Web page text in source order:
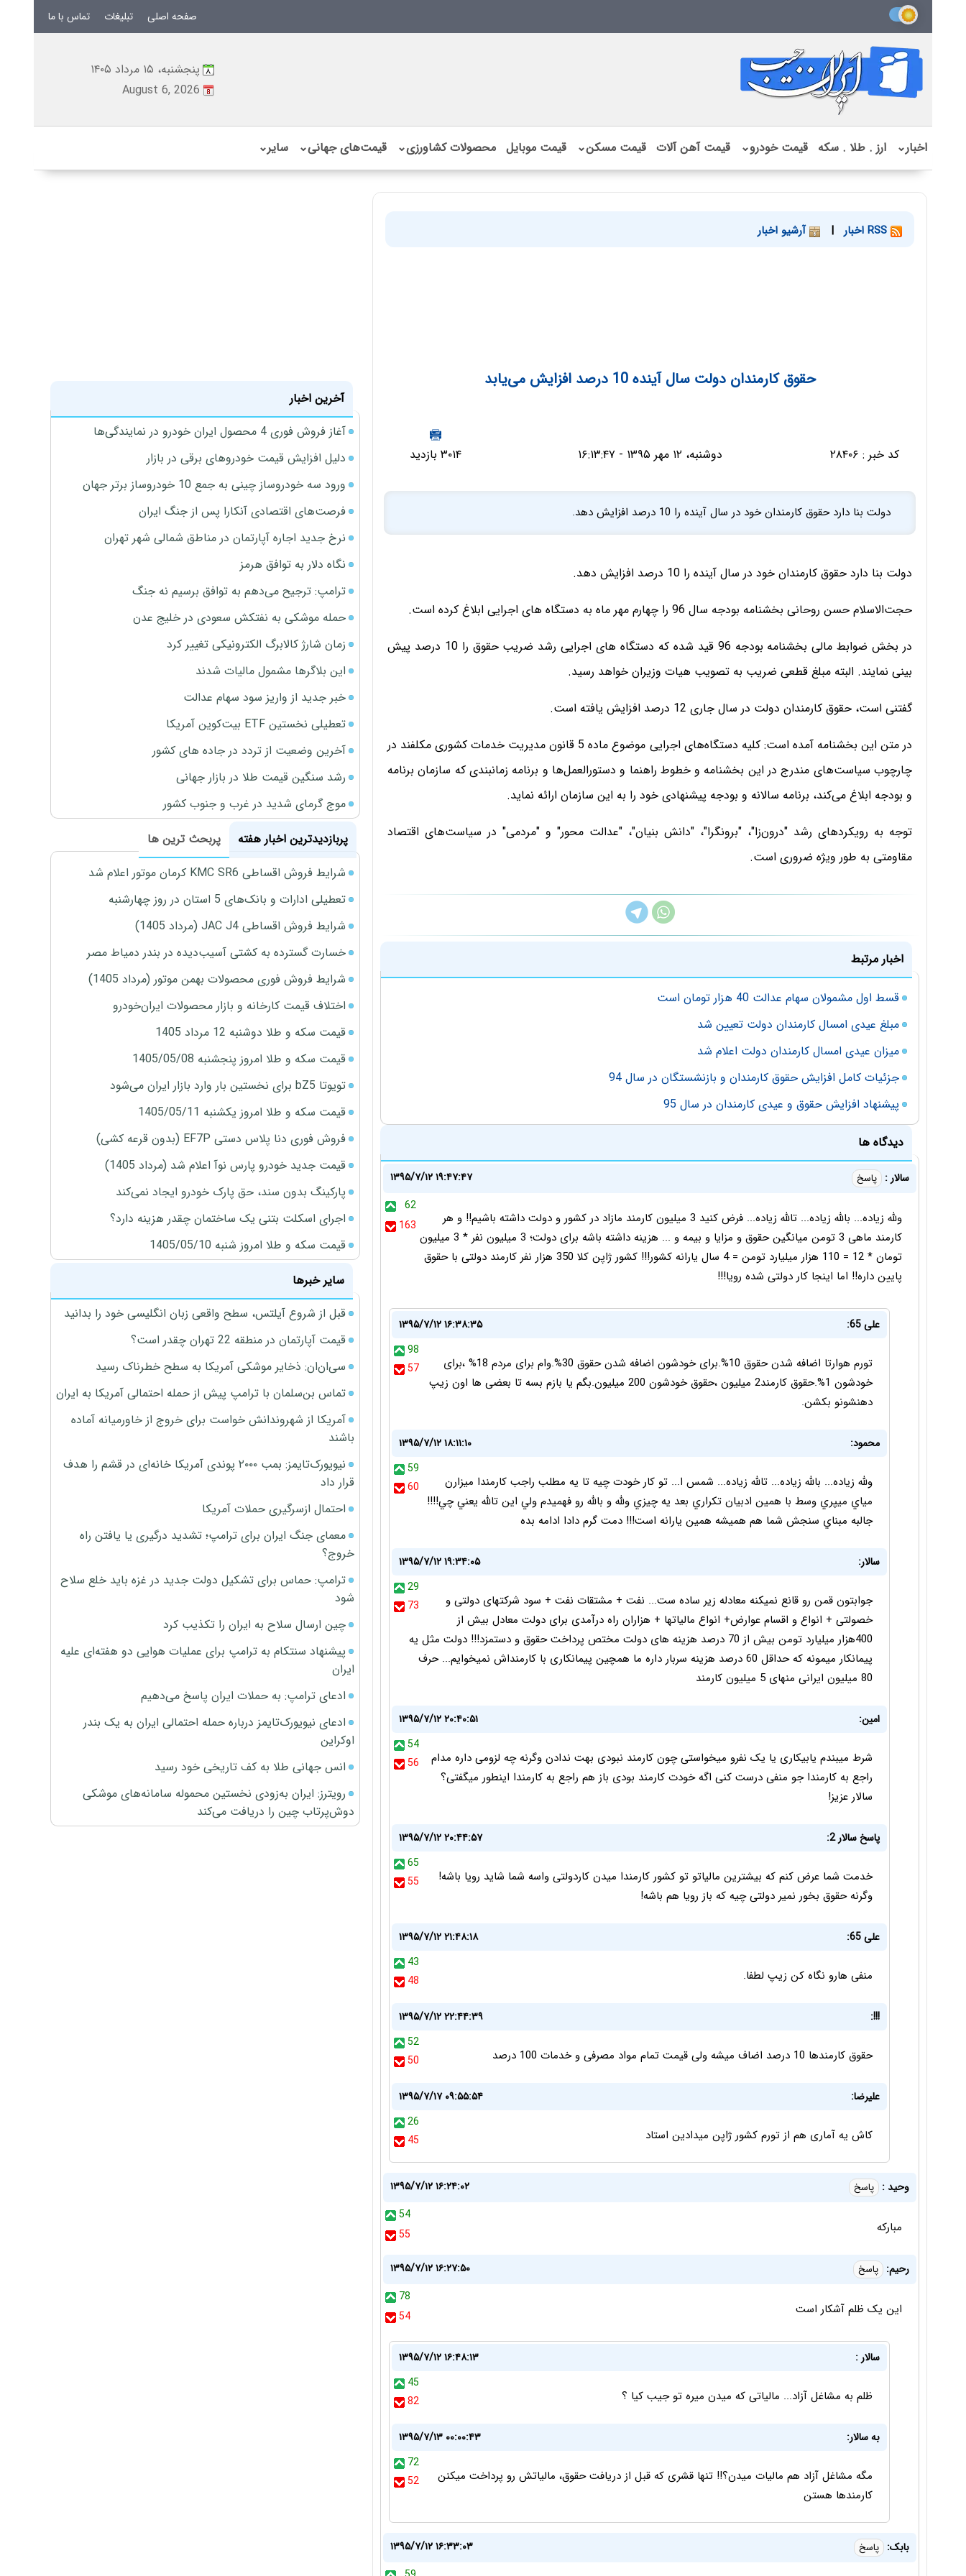
صفحه اصلی تبلیغات تماس با ما
پنجشنبه، ۱۵ مرداد ۱۴۰۵
August 6, 2026
اخبار⌄ ارز . طلا . سکه قیمت خودرو⌄ قیمت آهن آلات قیمت مسکن⌄ قیمت موبایل محصولات کشاورزی⌄ قیمت‌های جهانی⌄ سایر⌄
| آرشیو اخبار
حقوق کارمندان دولت سال آینده 10 درصد افزایش می‌یابد
کد خبر : ۲۸۴۰۶ دوشنبه، ۱۲ مهر ۱۳۹۵ - ۱۶:۱۳:۴۷ ۳۰۱۴ بازدید
دولت بنا دارد حقوق کارمندان خود در سال آینده را 10 درصد افزایش دهد.
دولت بنا دارد حقوق کارمندان خود در سال آینده را 10 درصد افزایش دهد.
حجت‌الاسلام حسن روحانی بخشنامه بودجه سال 96 را چهارم مهر ماه به دستگاه های اجرایی ابلاغ کرده است.
در بخش ضوابط مالی بخشنامه بودجه 96 قید شده که دستگاه های اجرایی رشد ضریب حقوق را 10 درصد پیش
بینی نمایند. البته مبلغ قطعی ضریب به تصویب هیات وزیران خواهد رسید.
گفتنی است، حقوق کارمندان دولت در سال جاری 12 درصد افزایش یافته است.
در متن این بخشنامه آمده است: کلیه دستگاه‌های اجرایی موضوع ماده 5 قانون مدیریت خدمات کشوری مکلفند در
چارچوب سیاست‌های مندرج در این بخشنامه و خطوط راهنما و دستورالعمل‌ها و برنامه زمانبندی که سازمان برنامه
و بودجه ابلاغ می‌کند، برنامه سالانه و بودجه پیشنهادی خود را به این سازمان ارائه نماید.
توجه به رویکردهای رشد "درون‌زا"، "برونگرا"، "دانش بنیان"، "عدالت محور" و "مردمی" در سیاست‌های اقتصاد
مقاومتی به طور ویژه ضروری است.
اخبار مرتبط
قسط اول مشمولان سهام عدالت 40 هزار تومان است
مبلغ عیدی امسال کارمندان دولت تعیین شد
میزان عیدی امسال کارمندان دولت اعلام شد
جزئیات کامل افزایش حقوق کارمندان و بازنشستگان در سال 94
پیشنهاد افزایش حقوق و عیدی کارمندان در سال 95
دیدگاه ها
سالار : پاسخ
۱۳۹۵/۷/۱۲ ۱۹:۴۷:۴۷
62
163
ولله زیاده... بالله زیاده... تالله زیاده... فرض کنید 3 میلیون کارمند مازاد در کشور و دولت داشته باشیم!! و هر
کارمند ماهی 3 تومن میانگین حقوق و مزایا و بیمه و ... هزینه داشته باشه برای دولت؛ 3 میلیون نفر * 3 میلیون
تومان * 12 = 110 هزار میلیارد تومن = 4 سال یارانه کشور!!! کشور ژاپن کلا 350 هزار نفر کارمند دولتی با حقوق
پایین داره!! اما اینجا کار دولتی شده رویا!!!
علی 65:
۱۳۹۵/۷/۱۲ ۱۶:۳۸:۳۵
98
57
تورم هوارتا اضافه شدن حقوق 10%.برای خودشون اضافه شدن حقوق 30%.وام برای مردم 18% ،برای
خودشون 1%.حقوق کارمند2 میلیون ،حقوق خودشون 200 میلیون.بگم یا بازم بسه تا بعضی ها اون زیپ
دهنشونو بکشن.
محمود:
۱۳۹۵/۷/۱۲ ۱۸:۱۱:۱۰
59
60
ولله زیاده... بالله زیاده... تالله زیاده... شمس ا... تو كار خودت چيه تا يه مطلب راجب كارمندا ميزارن
مياي ميپري وسط با همين ادبيان تكراري بعد يه چيزي ولله و بالله رو فهميدم ولي اين تالله يعني چي!!!!
جالبه مبناي سنجش شما هم هميشه همين يارانه است!!! دمت گرم دادا ادامه بده
سالار:
۱۳۹۵/۷/۱۲ ۱۹:۳۴:۰۵
29
73
جوابتون قمن رو قانع نمیکنه معادله زیر ساده ست... نفت + مشتقات نفت + سود شرکتهای دولتی و
خصولتی + انواع و اقسام عوارض+ انواع مالیاتها + هزاران راه درآمدی برای دولت معادل بیش از
400هزار میلیارد تومن بیش از 70 درصد هزینه های دولت مختص پرداخت حقوق و دستمزد!!! دولت مثل یه
پیمانکار میمونه که حداقل 60 درصد هزینه سربار داره ما همچین پیمانکاری با کارمنداش نمیخوایم... حرف
80 میلیون ایرانی منهای 5 میلیون کارمند
امین:
۱۳۹۵/۷/۱۲ ۲۰:۴۰:۵۱
54
56
شرط میبندم یابیکاری یا یک نفرو میخواستی چون کارمند نبودی بهت ندادن وگرنه چه لزومی داره مدام
راجع به کارمندا جو منفی درست کنی اگه خودت کارمند بودی باز هم راجع به کارمندا اینطور میگفتی؟
سالار عزیز!
پاسخ سالار 2:
۱۳۹۵/۷/۱۲ ۲۰:۴۴:۵۷
65
55
خدمت شما عرض کنم که بیشترین مالیاتو تو کشور کارمندا میدن کاردولتی واسه شما شاید رویا باشه!
وگرنه حقوق بخور نمیر دولتی چیه که باز رویا هم باشه!
علی 65:
۱۳۹۵/۷/۱۲ ۲۱:۴۸:۱۸
43
48
منفی هارو نگاه کن زیپ لطفا.
!!!:
۱۳۹۵/۷/۱۲ ۲۲:۴۴:۳۹
52
50
حقوق کارمندها 10 درصد اضاف میشه ولی قیمت تمام مواد مصرفی و خدمات 100 درصد
علیرضا:
۱۳۹۵/۷/۱۷ ۰۹:۵۵:۵۴
26
45
کاش یه آماری هم از تورم کشور ژاپن میدادین استاد
وحید : پاسخ
۱۳۹۵/۷/۱۲ ۱۶:۲۴:۰۲
54
55
مبارکه
رحیم: پاسخ
۱۳۹۵/۷/۱۲ ۱۶:۲۷:۵۰
78
54
این یک ظلم آشکار است
سالار :
۱۳۹۵/۷/۱۲ ۱۶:۴۸:۱۳
45
82
ظلم به مشاغل آزاد... مالیاتی که میدن میره تو جیب کیا ؟
به سالار:
۱۳۹۵/۷/۱۳ ۰۰:۰۰:۴۳
72
52
مگه مشاغل آزاد هم مالیات میدن؟!! تنها قشری که قبل از دریافت حقوق، مالیاتش رو پرداخت میکنن
کارمندها هستن
بابک: پاسخ
۱۳۹۵/۷/۱۲ ۱۶:۳۳:۰۳
آخرین اخبار
آغاز فروش فوری 4 محصول ایران خودرو در نمایندگی‌ها
دلیل افزایش قیمت خودروهای برقی در بازار
ورود سه خودروساز چینی به جمع 10 خودروساز برتر جهان
فرصت‌های اقتصادی آنکارا پس از جنگ ایران
نرخ جدید اجاره آپارتمان در مناطق شمالی شهر تهران
نگاه دلار به توافق هرمز
ترامپ: ترجیح می‌دهم به توافق برسیم نه جنگ
حمله موشکی به نفتکش سعودی در خلیج عدن
زمان شارژ کالابرگ الکترونیکی تغییر کرد
این بلاگرها مشمول مالیات شدند
خبر جدید از واریز سود سهام عدالت
تعطیلی نخستین ETF بیت‌کوین آمریکا
آخرین وضعیت از تردد در جاده های کشور
رشد سنگین قیمت طلا در بازار جهانی
موج گرمای شدید در غرب و جنوب کشور
پربازدیدترین اخبار هفته
پربحث ترین ها
شرایط فروش اقساطی KMC SR6 کرمان موتور اعلام شد
تعطیلی ادارات و بانک‌های 5 استان در روز چهارشنبه
شرایط فروش اقساطی JAC J4 (مرداد 1405)
خسارت گسترده به کشتی آسیب‌دیده در بندر دمیاط مصر
شرایط فروش فوری محصولات بهمن موتور (مرداد 1405)
اختلاف قیمت کارخانه و بازار محصولات ایران‌خودرو
قیمت سکه و طلا دوشنبه 12 مرداد 1405
قیمت سکه و طلا امروز پنجشنبه 1405/05/08
تویوتا bZ5 برای نخستین بار وارد بازار ایران می‌شود
قیمت سکه و طلا امروز یکشنبه 1405/05/11
فروش فوری دنا پلاس دستی EF7P (بدون قرعه کشی)
قیمت جدید خودرو پارس نوآ اعلام شد (مرداد 1405)
پارکینگ بدون سند، حق پارک خودرو ایجاد نمی‌کند
اجرای اسکلت بتنی یک ساختمان چقدر هزینه دارد؟
قیمت سکه و طلا امروز شنبه 1405/05/10
سایر خبرها
قبل از شروع آیلتس، سطح واقعی زبان انگلیسی خود را بدانید
قیمت آپارتمان در منطقه 22 تهران چقدر است؟
سی‌ان‌ان: ذخایر موشکی آمریکا به سطح خطرناک رسید
تماس بن‌سلمان با ترامپ پیش از حمله احتمالی آمریکا به ایران
آمریکا از شهروندانش خواست برای خروج از خاورمیانه آماده
باشند
نیویورک‌تایمز: بمب ۲۰۰۰ پوندی آمریکا خانه‌ای در قشم را هدف
قرار داد
احتمال ازسرگیری حملات آمریکا
معمای جنگ ایران برای ترامپ؛ تشدید درگیری یا یافتن راه
خروج؟
ترامپ: حماس برای تشکیل دولت جدید در غزه باید خلع سلاح
شود
چین ارسال سلاح به ایران را تکذیب کرد
پیشنهاد سنتکام به ترامپ برای عملیات هوایی دو هفته‌ای علیه
ایران
ادعای ترامپ: به حملات ایران پاسخ می‌دهیم
ادعای نیویورک‌تایمز درباره حمله احتمالی ایران به یک بندر
اوکراین
انس جهانی طلا به کف تاریخی خود رسید
رویترز: ایران به‌زودی نخستین محموله سامانه‌های موشکی
دوش‌پرتاب چین را دریافت می‌کند